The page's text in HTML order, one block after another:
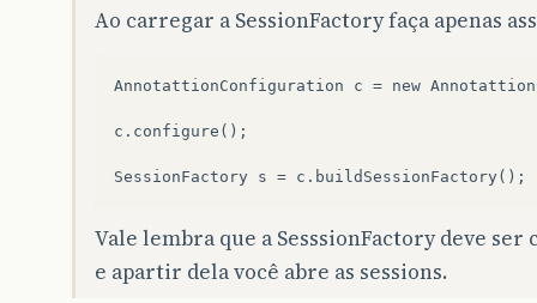
<!-- Classes que são mapeadas no
</session-factory>
</hibernate-configuration>
Ao carregar a SessionFactory faça apenas
AnnotattionConfiguration c = new
c.configure();
Vale lembra que a SesssionFactory deve ser
e apartir dela você abre as sessions.